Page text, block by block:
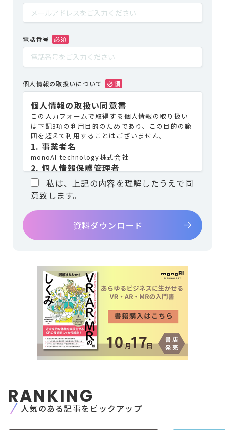
電話番号
個人情報の取扱いについて
個人情報の取扱い同意書
この入力フォームで取得する個人情報の取り扱い
は下記3項の利用目的のためであり、この目的の範
囲を超えて利用することはございません。
1. 事業者名
monoAI technology株式会社
2. 個人情報保護管理者
所 属：monoAI technology株式会社 松岡 壮
連絡先：電話 03-6273-2753
3. 個人情報の利用目的
お問合せでいただいた個人情報は、お問合せにお
答えするため。 資料請求の場合は、資料の送付を
おこなうため。
4. 個人情報の第三者提供
・ご本人の同意がある場合
・法令に基づく場合
・人の生命、身体又は財産の保護のために必要が
ある場合であって、人の同意を得ることが困難で
あるとき
・公衆衛生の向上又は児童の健全な育成の推進の
ために特に必要がある場合であって、本人の同意
を得ることが困難であるとき
・国の機関若しくは地方公共団体又はその委託を
受けた者が法令の定める事務を遂行することに対
5. 個人情報取扱いの委託
当社は、3.の利用目的の範囲内で個人情報の取扱
私は、上記の内容を理解したうえで同
意致します。
RANKING
人気のある記事をピックアップ